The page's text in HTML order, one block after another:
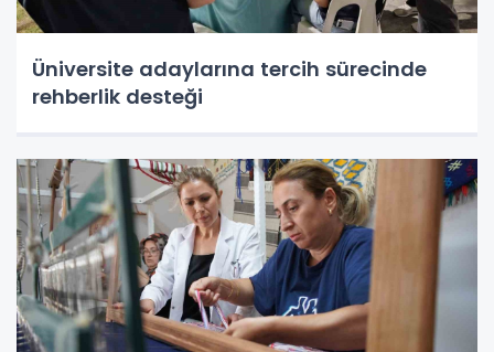
Üniversite adaylarına tercih sürecinde
rehberlik desteği